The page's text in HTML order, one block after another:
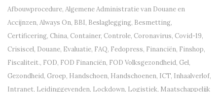
Afbouwprocedure, Algemene Administratie van Douane en
Accijnzen, Always On, BBI, Beslaglegging, Besmetting,
Certificering, China, Container, Controle, Coronavirus, Covid-19,
Crisiscel, Douane, Evaluatie, FAQ, Fedopress, Financiën, Finshop,
Fiscaliteit., FOD, FOD Financiën, FOD Volksgezondheid, Gel,
Gezondheid, Groep, Handschoen, Handschoenen, ICT, Inhaalverlof,
Intranet, Leidinggevenden, Lockdown, Logistiek, Maatschappelijk